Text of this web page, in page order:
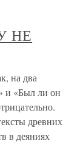
НЕ
на два
и «Был ли он
древних
в деяниях